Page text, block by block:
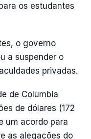
os estudantes
o governo
a suspender o
privadas.
de Columbia
de dólares (172
um acordo para
as alegações do